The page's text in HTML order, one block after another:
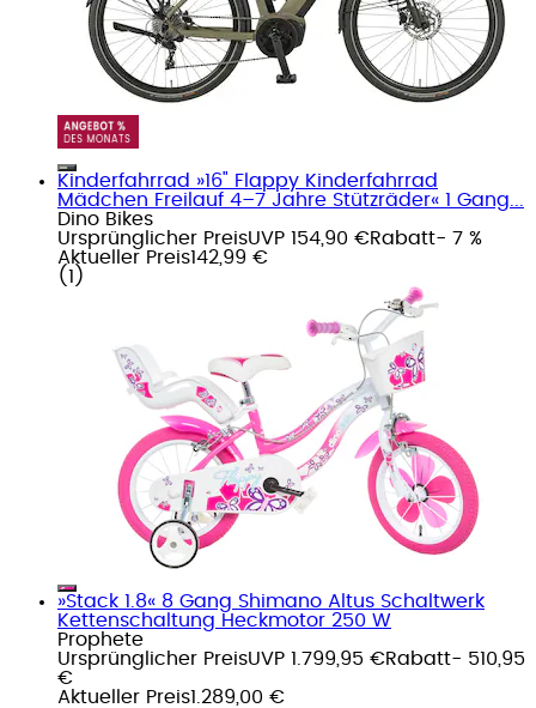
Kinderfahrrad »16" Flappy Kinderfahrrad
Mädchen Freilauf 4–7 Jahre Stützräder« 1 Gang...
Dino Bikes
Ursprünglicher PreisUVP 154,90 €Rabatt- 7 %
Aktueller Preis142,99 €
( 1 )
»Stack 1.8« 8 Gang Shimano Altus Schaltwerk
Kettenschaltung Heckmotor 250 W
Prophete
Ursprünglicher PreisUVP 1.799,95 €Rabatt- 510,95
€
Aktueller Preis1.289,00 €